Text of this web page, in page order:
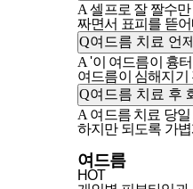
A 셀프로 잘 짤수
짜면서 표피를 뜯
Q여드름 치료 언
A '이 여드름이 흉
여드름이 심해지기
Q여드름 치료 후
A 여드름 치료 당
하지만 되도록 가
여드름
HOT